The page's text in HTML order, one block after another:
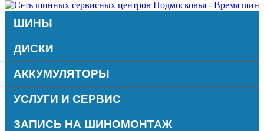
ШИНЫ
ДИСКИ
АККУМУЛЯТОРЫ
УСЛУГИ И СЕРВИС
ЗАПИСЬ НА ШИНОМОНТАЖ